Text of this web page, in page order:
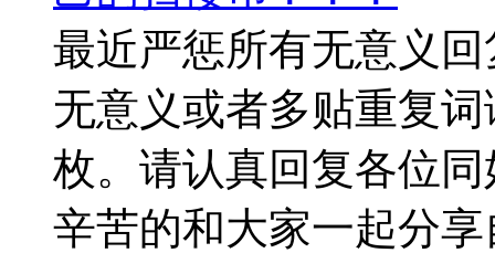
最近严惩所有无意义
无意义或者多贴重复
枚。请认真回复各位
辛苦的和大家一起分